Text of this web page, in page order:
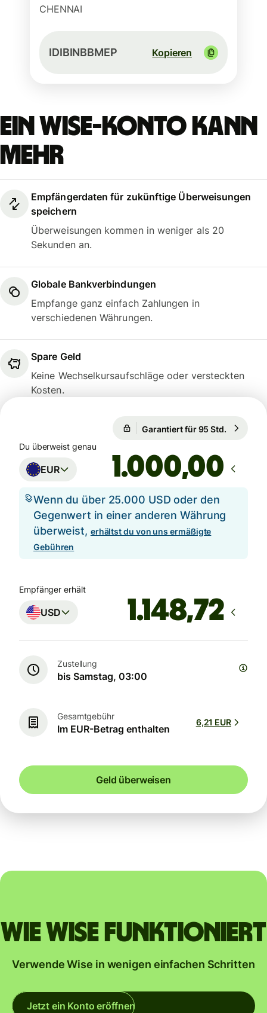
CHENNAI
IDIBINBBMEP Kopieren
Ein Wise-Konto kann
mehr
Empfängerdaten für zukünftige Überweisungen
speichern
Überweisungen kommen in weniger als 20
Sekunden an.
Globale Bankverbindungen
Empfange ganz einfach Zahlungen in
verschiedenen Währungen.
Spare Geld
Keine Wechselkursaufschläge oder versteckten
Kosten.
Garantiert für 95 Std.
Du überweist genau
EUR ,00
Wenn du über 25.000 USD oder den
Gegenwert in einer anderen Währung
überweist, erhältst du von uns ermäßigte
Gebühren
Empfänger erhält
USD
Zustellung
bis Samstag, 03:00
Gesamtgebühr
Im EUR-Betrag enthalten
6,21 EUR
Geld überweisen
Wie Wise funktioniert
Verwende Wise in wenigen einfachen Schritten
Jetzt ein Konto eröffnen